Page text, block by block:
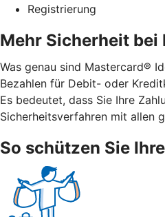
Registrierung
Mehr Sicherheit
Was genau sind Mastercard®
Bezahlen für Debit- oder
Es bedeutet, dass Sie Ihre
Sicherheitsverfahren mit allen
So schützen Sie